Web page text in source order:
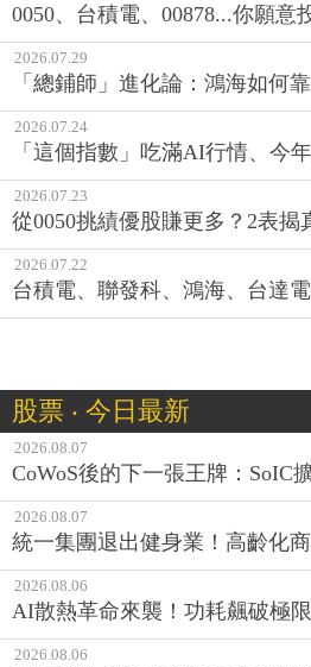
0050、台積電、00878...你願意
2026.07.29
「總鋪師」進化論：鴻海如何
2026.07.24
「這個指數」吃滿AI行情、今
2026.07.23
從0050挑績優股賺更多？2表
2026.07.22
台積電、聯發科、鴻海、台達
股票 ‧ 今日最新
2026.08.07
CoWoS後的下一張王牌：SoIC
2026.08.07
統一集團退出健身業！高齡化
2026.08.06
AI散熱革命來襲！功耗飆破極
2026.08.06